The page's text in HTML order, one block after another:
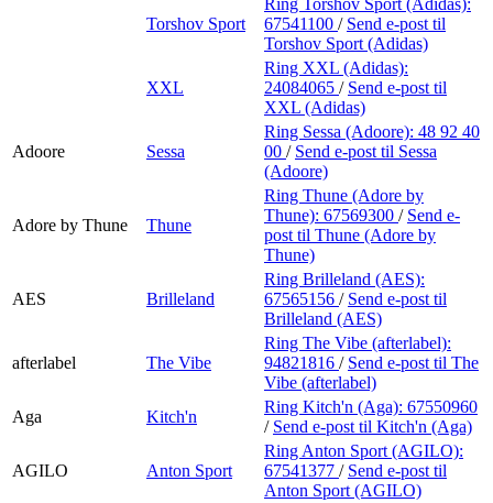
Torshov Sport
67541100 / Send e-post til
Torshov Sport (Adidas)
XXL
Ring XXL (Adidas):
24084065 / Send e-post til
XXL (Adidas)
Adoore Sessa
Ring Sessa (Adoore): 48 92 40
00 / Send e-post til Sessa
(Adoore)
Adore by Thune Thune
Ring Thune (Adore by
Thune): 67569300 / Send e-
post til Thune (Adore by
Thune)
AES Brilleland
Ring Brilleland (AES):
67565156 / Send e-post til
Brilleland (AES)
afterlabel The Vibe
Ring The Vibe (afterlabel):
94821816 / Send e-post til The
Vibe (afterlabel)
Aga
Kitch'n
Ring Kitch'n (Aga): 67550960
/ Send e-post til Kitch'n (Aga)
AGILO Anton Sport
Ring Anton Sport (AGILO):
67541377 / Send e-post til
Anton Sport (AGILO)